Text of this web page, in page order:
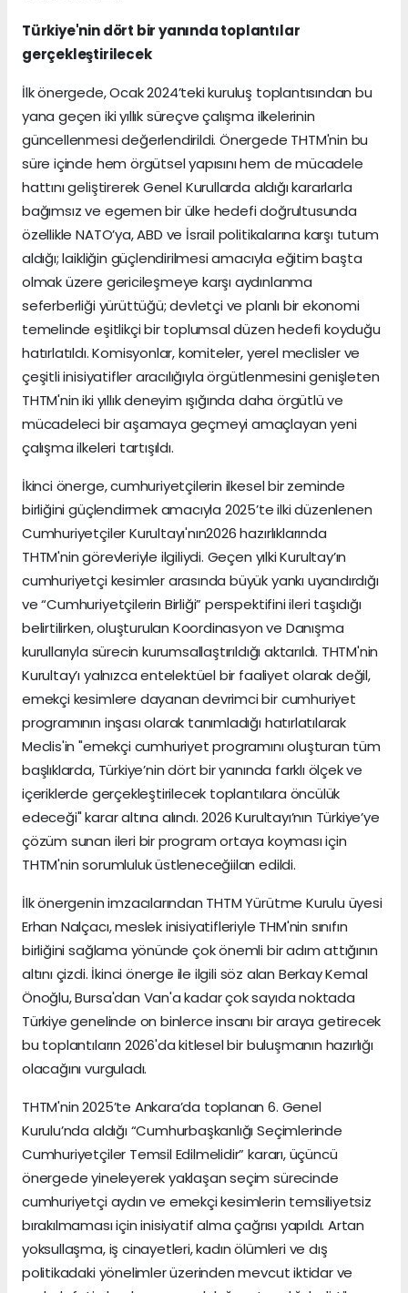
Türkiye'nin dört bir yanında toplantılar
gerçekleştirilecek
İlk önergede, Ocak 2024’teki kuruluş toplantısından bu
yana geçen iki yıllık süreçve çalışma ilkelerinin
güncellenmesi değerlendirildi. Önergede THTM'nin bu
süre içinde hem örgütsel yapısını hem de mücadele
hattını geliştirerek Genel Kurullarda aldığı kararlarla
bağımsız ve egemen bir ülke hedefi doğrultusunda
özellikle NATO’ya, ABD ve İsrail politikalarına karşı tutum
aldığı; laikliğin güçlendirilmesi amacıyla eğitim başta
olmak üzere gericileşmeye karşı aydınlanma
seferberliği yürüttüğü; devletçi ve planlı bir ekonomi
temelinde eşitlikçi bir toplumsal düzen hedefi koyduğu
hatırlatıldı. Komisyonlar, komiteler, yerel meclisler ve
çeşitli inisiyatifler aracılığıyla örgütlenmesini genişleten
THTM'nin iki yıllık deneyim ışığında daha örgütlü ve
mücadeleci bir aşamaya geçmeyi amaçlayan yeni
çalışma ilkeleri tartışıldı.
İkinci önerge, cumhuriyetçilerin ilkesel bir zeminde
birliğini güçlendirmek amacıyla 2025’te ilki düzenlenen
Cumhuriyetçiler Kurultayı'nın2026 hazırlıklarında
THTM'nin görevleriyle ilgiliydi. Geçen yılki Kurultay’ın
cumhuriyetçi kesimler arasında büyük yankı uyandırdığı
ve “Cumhuriyetçilerin Birliği” perspektifini ileri taşıdığı
belirtilirken, oluşturulan Koordinasyon ve Danışma
kurullarıyla sürecin kurumsallaştırıldığı aktarıldı. THTM'nin
Kurultay’ı yalnızca entelektüel bir faaliyet olarak değil,
emekçi kesimlere dayanan devrimci bir cumhuriyet
programının inşası olarak tanımladığı hatırlatılarak
Meclis'in "emekçi cumhuriyet programını oluşturan tüm
başlıklarda, Türkiye’nin dört bir yanında farklı ölçek ve
içeriklerde gerçekleştirilecek toplantılara öncülük
edeceği" karar altına alındı. 2026 Kurultayı’nın Türkiye’ye
çözüm sunan ileri bir program ortaya koyması için
THTM'nin sorumluluk üstleneceğiilan edildi.
İlk önergenin imzacılarından THTM Yürütme Kurulu üyesi
Erhan Nalçacı, meslek inisiyatifleriyle THM'nin sınıfın
birliğini sağlama yönünde çok önemli bir adım attığının
altını çizdi. İkinci önerge ile ilgili söz alan Berkay Kemal
Önoğlu, Bursa'dan Van'a kadar çok sayıda noktada
Türkiye genelinde on binlerce insanı bir araya getirecek
bu toplantıların 2026'da kitlesel bir buluşmanın hazırlığı
olacağını vurguladı.
THTM'nin 2025’te Ankara’da toplanan 6. Genel
Kurulu’nda aldığı “Cumhurbaşkanlığı Seçimlerinde
Cumhuriyetçiler Temsil Edilmelidir” kararı, üçüncü
önergede yineleyerek yaklaşan seçim sürecinde
cumhuriyetçi aydın ve emekçi kesimlerin temsiliyetsiz
bırakılmaması için inisiyatif alma çağrısı yapıldı. Artan
yoksullaşma, iş cinayetleri, kadın ölümleri ve dış
politikadaki yönelimler üzerinden mevcut iktidar ve